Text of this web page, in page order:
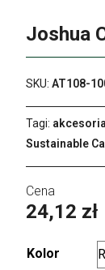
Joshua
SKU: AT108-
Tagi: akcesoria
Sustainable
24,12 zł
Kolor